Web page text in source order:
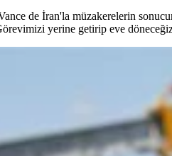
de İran'la müzakerelerin
yerine getirip eve